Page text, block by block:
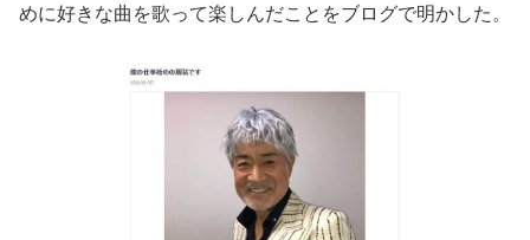
めに好きな曲を歌って楽しんだことをブログで明かした。